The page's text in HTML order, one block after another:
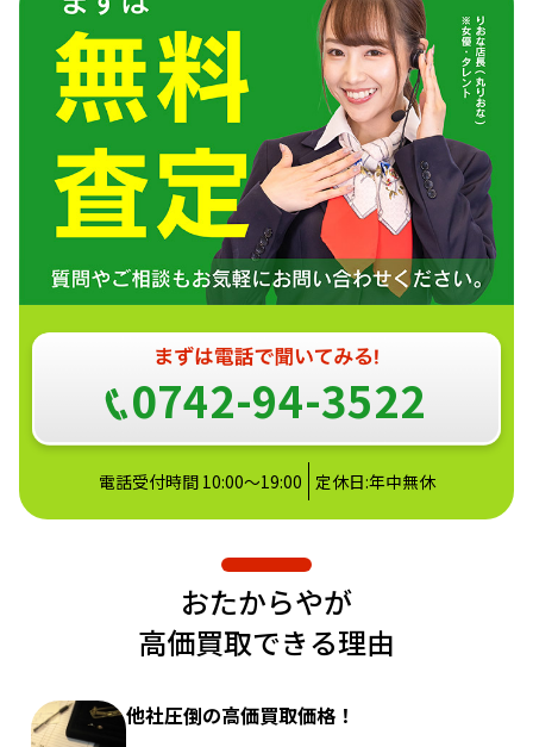
0742-94-3522
電話受付時間 10:00～19:00 定休日:年中無休
おたからやが
高価買取できる理由
他社圧倒の高価買取価格！